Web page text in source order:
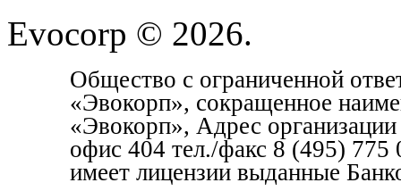
Evocorp © 2026.
Общество с ограниченной
«Эвокорп», сокращенное
«Эвокорп», Адрес
офис 404 тел./факс 8 (495)
имеет лицензии выданные